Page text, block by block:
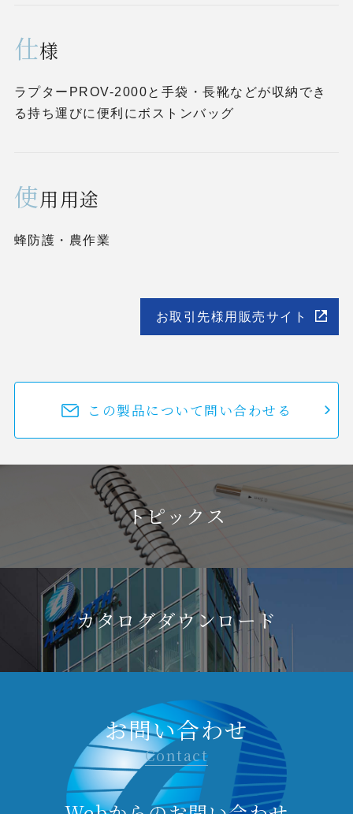
仕様
ラプターPROV-2000と手袋・長靴などが収納でき
る持ち運びに便利にボストンバッグ
使用用途
蜂防護・農作業
お取引先様用販売サイト
この製品について問い合わせる
トピックス
カタログダウンロード
お問い合わせ
Contact